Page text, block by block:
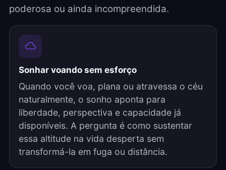
poderosa ou ainda incompreendida.
Sonhar voando sem esforço
Quando você voa, plana ou atravessa o céu
naturalmente, o sonho aponta para
liberdade, perspectiva e capacidade já
disponíveis. A pergunta é como sustentar
essa altitude na vida desperta sem
transformá-la em fuga ou distância.